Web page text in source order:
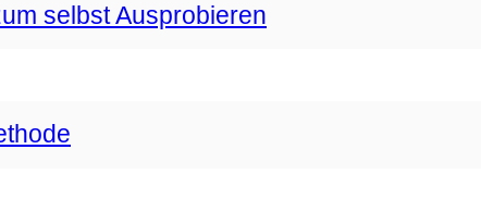
selbst Ausprobieren